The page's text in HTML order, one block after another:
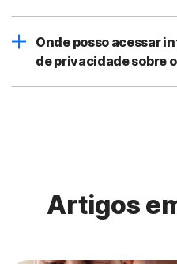
Onde posso acessar
de privacidade sobre
Artigos